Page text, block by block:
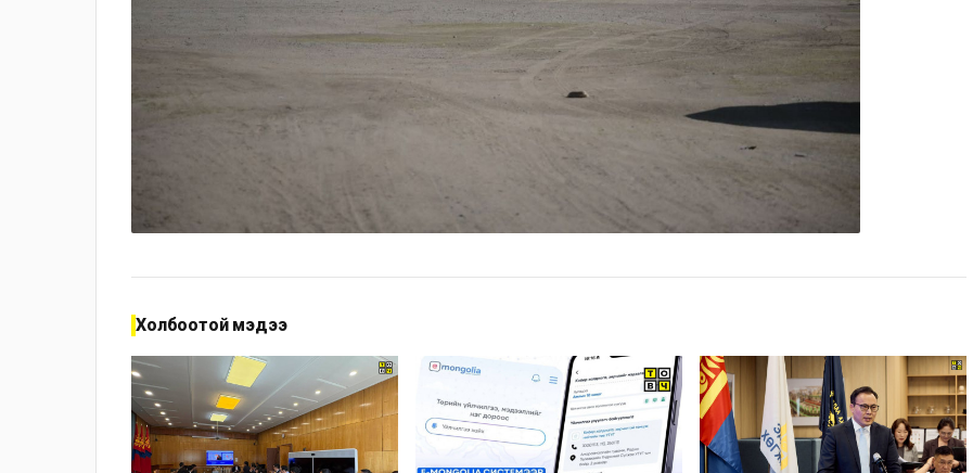
Холбоотой мэдээ